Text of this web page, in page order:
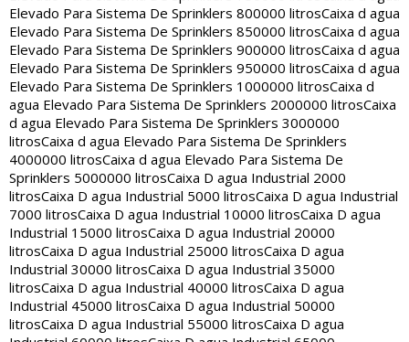
Elevado Para Sistema De Sprinklers 800000 litrosCaixa d agua
Elevado Para Sistema De Sprinklers 850000 litrosCaixa d agua
Elevado Para Sistema De Sprinklers 900000 litrosCaixa d agua
Elevado Para Sistema De Sprinklers 950000 litrosCaixa d agua
Elevado Para Sistema De Sprinklers 1000000 litrosCaixa d
agua Elevado Para Sistema De Sprinklers 2000000 litrosCaixa
d agua Elevado Para Sistema De Sprinklers 3000000
litrosCaixa d agua Elevado Para Sistema De Sprinklers
4000000 litrosCaixa d agua Elevado Para Sistema De
Sprinklers 5000000 litrosCaixa D agua Industrial 2000
litrosCaixa D agua Industrial 5000 litrosCaixa D agua Industrial
7000 litrosCaixa D agua Industrial 10000 litrosCaixa D agua
Industrial 15000 litrosCaixa D agua Industrial 20000
litrosCaixa D agua Industrial 25000 litrosCaixa D agua
Industrial 30000 litrosCaixa D agua Industrial 35000
litrosCaixa D agua Industrial 40000 litrosCaixa D agua
Industrial 45000 litrosCaixa D agua Industrial 50000
litrosCaixa D agua Industrial 55000 litrosCaixa D agua